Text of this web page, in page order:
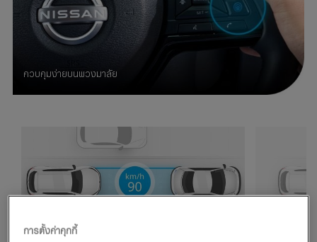
ควบคุมง่ายบนพวงมาลัย
การตั้งค่าคุกกี้